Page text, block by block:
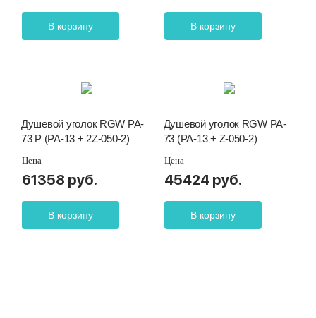
В корзину В корзину
Душевой уголок RGW PA-
73 P (PA-13 + 2Z-050-2)
Цена
61358 руб.
В корзину
Душевой уголок RGW PA-
73 (PA-13 + Z-050-2)
Цена
45424 руб.
В корзину